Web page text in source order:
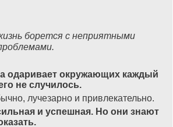
борется с неприятными
.
одаривает окружающих каждый
не случилось.
лучезарно и привлекательно.
и успешная. Но они знают
.